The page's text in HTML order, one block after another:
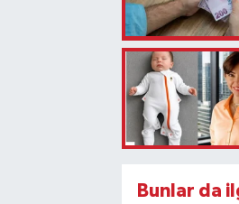
Bunlar da